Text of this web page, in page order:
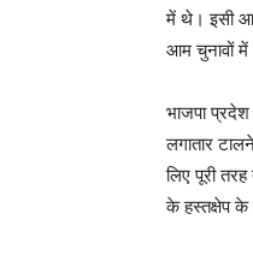
में थे। इसी
आम चुनावों में
भाजपा
लगातार
लिए पूरी
के हस्तक्षेप के